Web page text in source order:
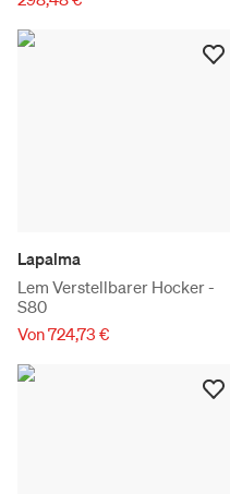
Lapalma
Lem Verstellbarer Hocker -
S80
Von 724,73 €